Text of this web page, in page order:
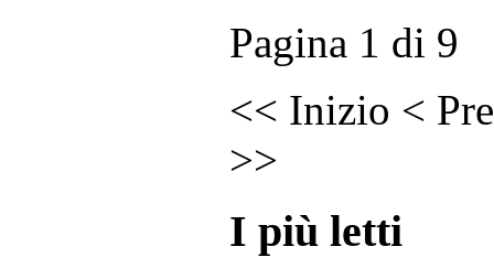
Pagina 1 di 9
<< Inizio <
>>
I più letti